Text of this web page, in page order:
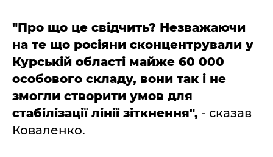
"Про що це свідчить? Незважаючи
на те що росіяни сконцентрували у
Курській області майже 60 000
особового складу, вони так і не
змогли створити умов для
стабілізації лінії зіткнення", - сказав
Коваленко.